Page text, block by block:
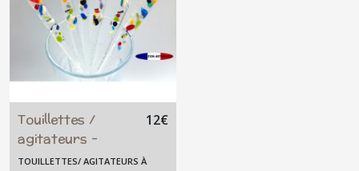
Touillettes /
agitateurs -
Grand modèle -
12€
TOUILLETTES/ AGITATEURS À